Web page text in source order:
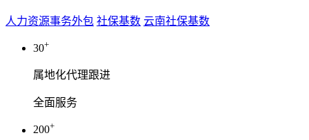
人力资源事务外包 社保基数 云南社保基数
30+
属地化代理跟进
全面服务
200+